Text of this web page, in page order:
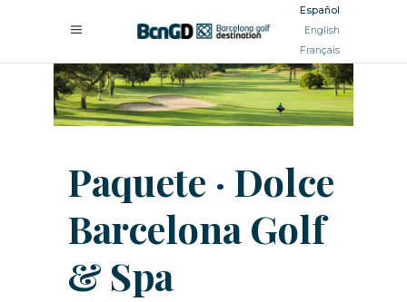
Español
English
Français
Paquete · Dolce
Barcelona Golf
& Spa